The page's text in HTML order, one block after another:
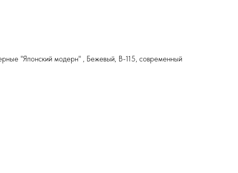
"Японский модерн" , Бежевый, В-115, современный